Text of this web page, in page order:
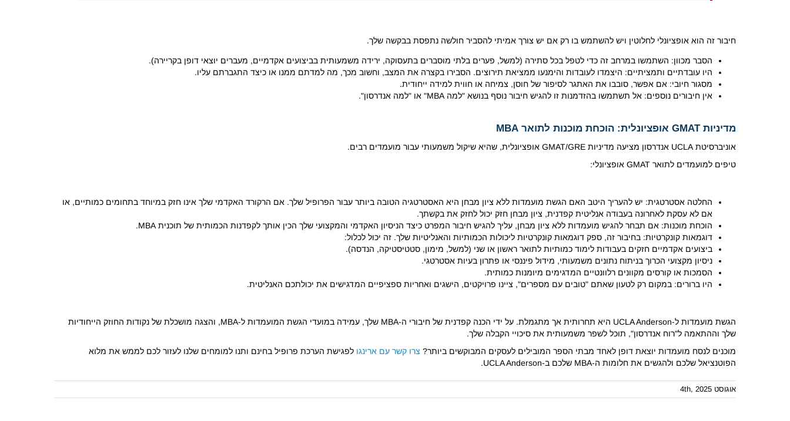
חיבור זה הוא אופציונלי לחלוטין ויש להשתמש בו רק אם יש צורך אמיתי להסביר חולשה נתפסת בבקשה שלך.
הסבר מכוון: השתמשו במרחב זה כדי לטפל בכל סתירה (למשל, פערים בלתי מוסברים בתעסוקה, ירידה משמעותית בביצועים אקדמיים, מעברים יוצאי דופן בקריירה).
היו עובדתיים ותמציתיים: היצמדו לעובדות והימנעו ממציאת תירוצים. הסבירו בקצרה את המצב, וחשוב מכך, מה למדתם ממנו או כיצד התגברתם עליו.
מסגור חיובי: אם אפשר, סובבו את האתגר לסיפור של חוסן, צמיחה או חווית למידה ייחודית.
אין חיבורים נוספים: אל תשתמשו בהזדמנות זו להגיש חיבור נוסף בנושא "למה MBA" או "למה אנדרסון".
מדיניות GMAT אופציונלית: הוכחת מוכנות לתואר MBA
אוניברסיטת UCLA אנדרסון מציעה מדיניות GMAT/GRE אופציונלית, שהיא שיקול משמעותי עבור מועמדים רבים.
טיפים למועמדים לתואר GMAT אופציונלי:
החלטה אסטרטגית: יש להעריך היטב האם הגשת מועמדות ללא ציון מבחן היא האסטרטגיה הטובה ביותר עבור הפרופיל שלך. אם הרקורד האקדמי שלך אינו חזק במיוחד בתחומים כמותיים, או
אם לא עסקת לאחרונה בעבודה אנליטית קפדנית, ציון מבחן חזק יכול לחזק את בקשתך.
הוכחת מוכנות: אם תבחר להגיש מועמדות ללא ציון מבחן, עליך להגיש חיבור המפרט כיצד הניסיון האקדמי והמקצועי שלך הכין אותך לקפדנות הכמותית של תוכנית MBA.
דוגמאות קונקרטיות: בחיבור זה, ספק דוגמאות קונקרטיות ליכולות הכמותיות והאנליטיות שלך. זה יכול לכלול:
ביצועים אקדמיים חזקים בעבודות לימוד כמותיות לתואר ראשון או שני (למשל, מימון, סטטיסטיקה, הנדסה).
ניסיון מקצועי הכרוך בניתוח נתונים משמעותי, מידול פיננסי או פתרון בעיות אסטרטגי.
הסמכות או קורסים מקוונים רלוונטיים המדגימים מיומנות כמותית.
היו ברורים: במקום רק לטעון שאתם "טובים עם מספרים", ציינו פרויקטים, הישגים ואחריות ספציפיים המדגישים את יכולתכם האנליטית.
הגשת מועמדות ל-UCLA Anderson היא תחרותית אך מתגמלת. על ידי הכנה קפדנית של חיבורי ה-MBA שלך, עמידה במועדי הגשת המועמדות ל-MBA, והצגה מושכלת של נקודות החוזק הייחודיות
שלך וההתאמה ל"רוח אנדרסון", תוכל לשפר משמעותית את סיכויי הקבלה שלך.
מוכנים לנסח מועמדות יוצאת דופן לאחד מבתי הספר המובילים לעסקים המבוקשים ביותר? צרו קשר עם ארינגו לפגישת הערכת פרופיל בחינם ותנו למומחים שלנו לעזור לכם לממש את מלוא
הפוטנציאל שלכם ולהגשים את חלומות ה-MBA שלכם ב-UCLA Anderson.
אוגוסט 4th, 2025